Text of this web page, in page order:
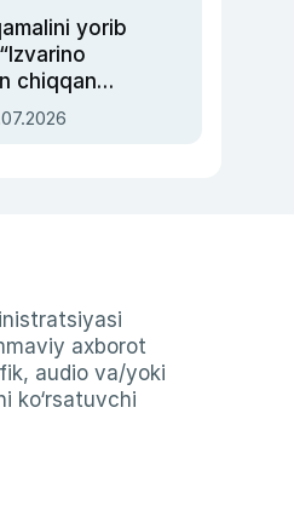
yorib
chiqqan
Ukraina
axborot
audio va/yoki
ko‘rsatuvchi